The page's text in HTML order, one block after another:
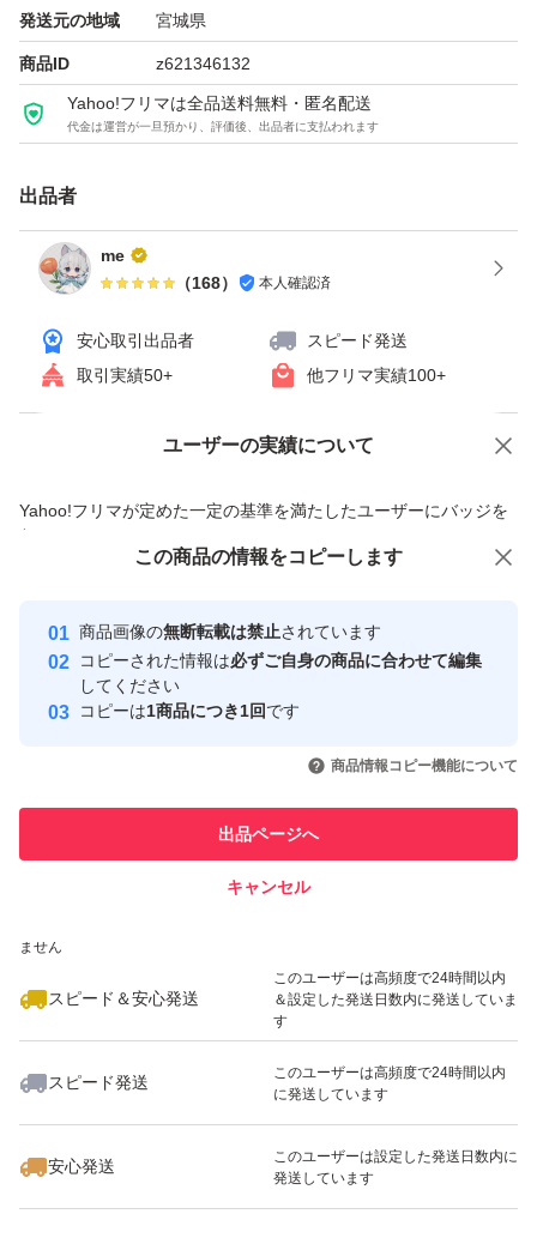
発送元の地域 宮城県
商品ID z621346132
Yahoo!フリマは全品送料無料・匿名配送
代金は運営が一旦預かり、評価後、出品者に支払われます
出品者
me
（168） 本人確認済
安心取引出品者
スピード発送
取引実績50+
他フリマ実績100+
ユーザーの実績について
Yahoo!フリマが定めた一定の基準を満たしたユーザーにバッジを
付与しています
安心取引出品者
心・安全なユーザーです
取引実績
引を完了させた実績があります
での取引実績があります
ません
スピード＆安心発送
このユーザーは高頻度で24時間以内
＆設定した発送日数内に発送していま
す
スピード発送
このユーザーは高頻度で24時間以内
に発送しています
安心発送
このユーザーは設定した発送日数内に
発送しています
価格の相談 商品への質問
この商品の情報をコピーします
商品画像の無断転載は禁止されています
コピーされた情報は必ずご自身の商品に合わせて編集
してください
コピーは1商品につき1回です
商品情報コピー機能について
出品ページへ
キャンセル
この商品をみている人にオススメ
いいね！
7,200